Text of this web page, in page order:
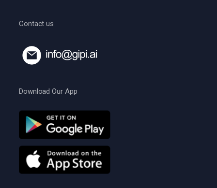
Contact us
Download Our App